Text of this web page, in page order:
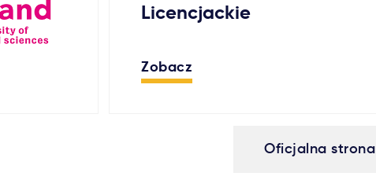
Licencjackie
Zobacz
Oficjalna strona